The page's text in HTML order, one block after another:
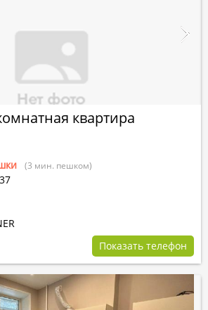
квартира
(3 мин. пешком)
37
Показать телефон